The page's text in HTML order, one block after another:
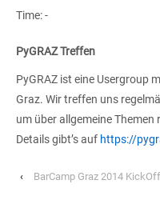
Time:-
PyGRAZ Treffen
PyGRAZ ist eine Usergroup
Graz. Wir treffen uns
um über allgemeine
Details gibt’s auf https://
‹ BarCamp Graz 2014